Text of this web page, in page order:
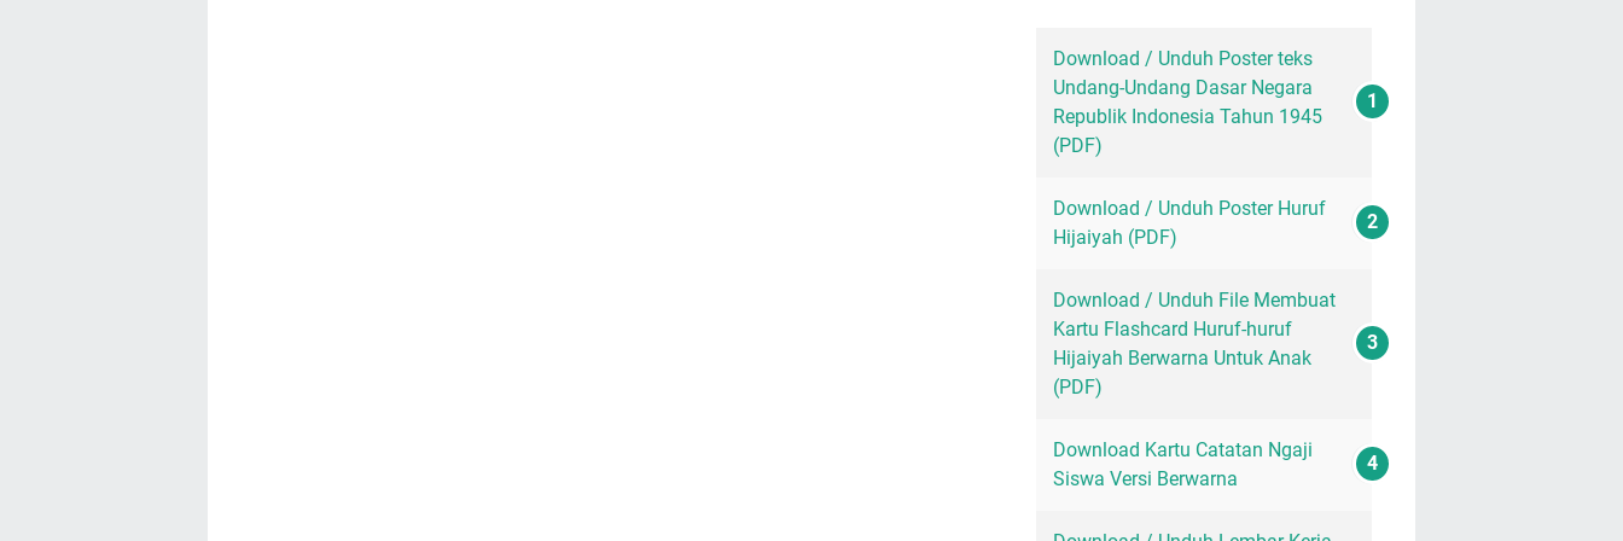
Download / Unduh Poster teks
Undang-Undang Dasar Negara
Republik Indonesia Tahun 1945
(PDF)
Download / Unduh Poster Huruf
Hijaiyah (PDF)
Download / Unduh File Membuat
Kartu Flashcard Huruf-huruf
Hijaiyah Berwarna Untuk Anak
(PDF)
Download Kartu Catatan Ngaji
Siswa Versi Berwarna